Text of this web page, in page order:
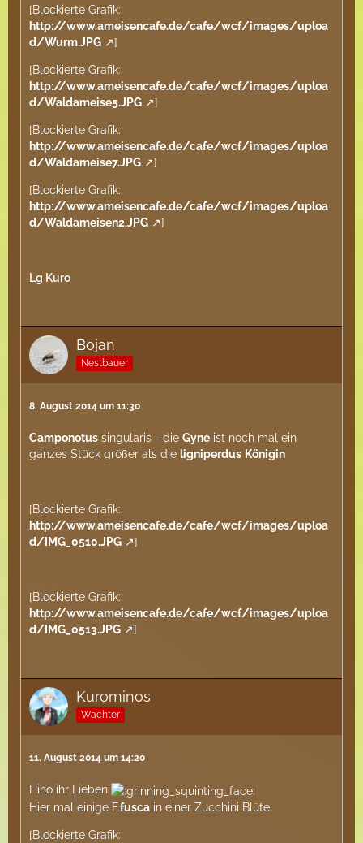
[Blockierte Grafik:
http://www.ameisencafe.de/cafe/wcf/images/uploa
d/Wurm.JPG
]
[Blockierte Grafik:
http://www.ameisencafe.de/cafe/wcf/images/uploa
d/Waldameise5.JPG
]
[Blockierte Grafik:
http://www.ameisencafe.de/cafe/wcf/images/uploa
d/Waldameise7.JPG
]
[Blockierte Grafik:
http://www.ameisencafe.de/cafe/wcf/images/uploa
d/Waldameisen2.JPG
]
Lg Kuro
Bojan
Nestbauer
8. August 2014 um 11:30
Camponotus singularis - die Gyne ist noch mal ein
ganzes Stück größer als die ligniperdus Königin
[Blockierte Grafik:
http://www.ameisencafe.de/cafe/wcf/images/uploa
d/IMG_0510.JPG
]
[Blockierte Grafik:
http://www.ameisencafe.de/cafe/wcf/images/uploa
d/IMG_0513.JPG
]
Kurominos
Wächter
11. August 2014 um 14:20
Hiho ihr Lieben
Hier mal einige F.fusca in einer Zucchini Blüte
[Blockierte Grafik: